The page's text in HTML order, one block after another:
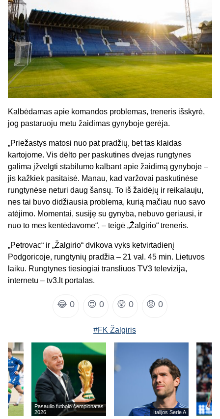
Kalbėdamas apie komandos problemas, treneris išskyrė,
jog pastaruoju metu žaidimas gynyboje gerėja.
„Priežastys matosi nuo pat pradžių, bet tas klaidas
kartojome. Vis dėlto per paskutines dvejas rungtynes
galima įžvelgti stabilumo kalbant apie žaidimą gynyboje –
jis kažkiek pasitaisė. Manau, kad varžovai paskutinėse
rungtynėse neturi daug šansų. To iš žaidėjų ir reikalauju,
nes tai buvo didžiausia problema, kurią mačiau nuo savo
atėjimo. Momentai, susiję su gynyba, nebuvo geriausi, ir
nuo to mes kentėdavome“, – teigė „Žalgirio“ treneris.
„Petrovac“ ir „Žalgirio“ dvikova vyks ketvirtadienį
Podgoricoje, rungtynių pradžia – 21 val. 45 min. Lietuvos
laiku. Rungtynes tiesiogiai transliuos TV3 televizija,
internetu – tv3.lt portalas.
😂 0 😍 0 😲 0 😡 0
#FK Žalgiris
Pasaulio futbolo čempionatas
2026
Italijos Serie A